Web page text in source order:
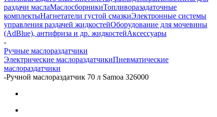
раздачи маслаМаслосборникиТопливоразадаточные
комплектыНагнетатели густой смазкиЭлектронные системы
управления раздачей жидкостейОборудование для мочевины
(AdBlue), антифриза и др. жидкостейАксессуары
-
Ручные маслораздатчики
Электрические маслораздатчикиПневматические
маслораздатчики
-Ручной маслораздатчик 70 л Samoa 326000